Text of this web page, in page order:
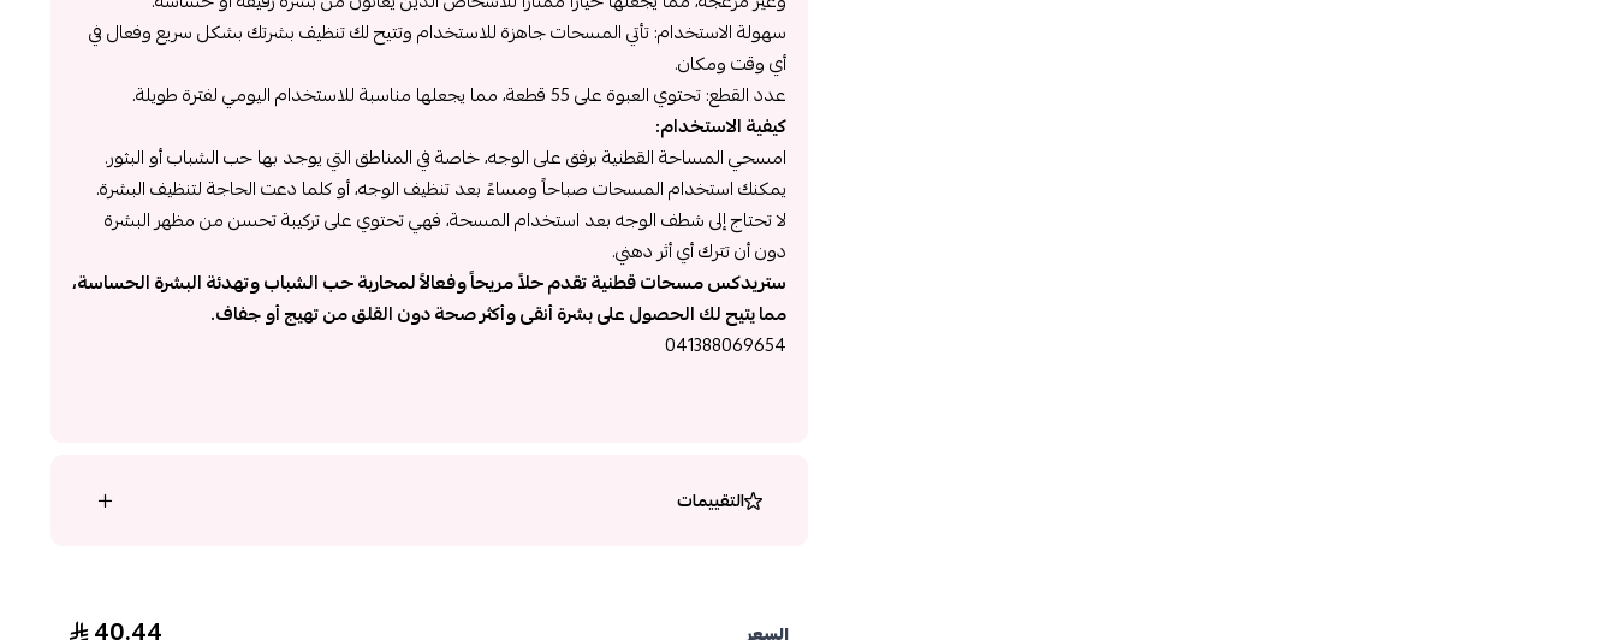
سهولة الاستخدام: تأتي المسحات جاهزة للاستخدام وتتيح لك تنظيف بشرتك بشكل سريع وفعال في
أي وقت ومكان.
عدد القطع: تحتوي العبوة على 55 قطعة، مما يجعلها مناسبة للاستخدام اليومي لفترة طويلة.
كيفية الاستخدام:
امسحي المساحة القطنية برفق على الوجه، خاصة في المناطق التي يوجد بها حب الشباب أو البثور.
يمكنك استخدام المسحات صباحاً ومساءً بعد تنظيف الوجه، أو كلما دعت الحاجة لتنظيف البشرة.
لا تحتاج إلى شطف الوجه بعد استخدام المسحة، فهي تحتوي على تركيبة تحسن من مظهر البشرة
دون أن تترك أي أثر دهني.
ستريدكس مسحات قطنية تقدم حلاً مريحاً وفعالاً لمحاربة حب الشباب وتهدئة البشرة الحساسة،
مما يتيح لك الحصول على بشرة أنقى وأكثر صحة دون القلق من تهيج أو جفاف.
041388069654
التقييمات
السعر